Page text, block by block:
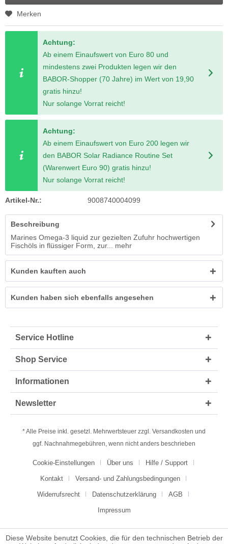
Merken
Achtung:
Ab einem Einaufswert von Euro 80 und
mindestens zwei Produkten legen wir den
BABOR-Shopper (70 Jahre) im Wert von 19,90
gratis hinzu!
Nur solange Vorrat reicht!
Achtung:
Ab einem Einaufswert von Euro 200 legen wir
den BABOR Solar Radiance Routine Set
(Warenwert Euro 90) gratis hinzu!
Nur solange Vorrat reicht!
Artikel-Nr.: 9008740004099
Beschreibung
Marines Omega-3 liquid zur gezielten Zufuhr hochwertigen
Fischöls in flüssiger Form, zur...
mehr
Kunden kauften auch
Kunden haben sich ebenfalls angesehen
Service Hotline
Shop Service
Informationen
Newsletter
* Alle Preise inkl. gesetzl. Mehrwertsteuer zzgl. Versandkosten und
ggf. Nachnahmegebühren, wenn nicht anders beschrieben
Cookie-Einstellungen Über uns Hilfe / Support
Kontakt Versand- und Zahlungsbedingungen
Widerrufsrecht Datenschutzerklärung AGB
Impressum
Diese Website benutzt Cookies, die für den technischen Betrieb der